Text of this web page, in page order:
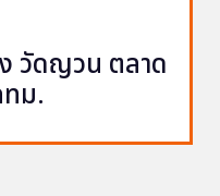
วัดญวน ตลาด
ม.